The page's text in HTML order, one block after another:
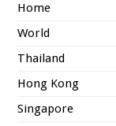
Home
World
Thailand
Hong Kong
Singapore